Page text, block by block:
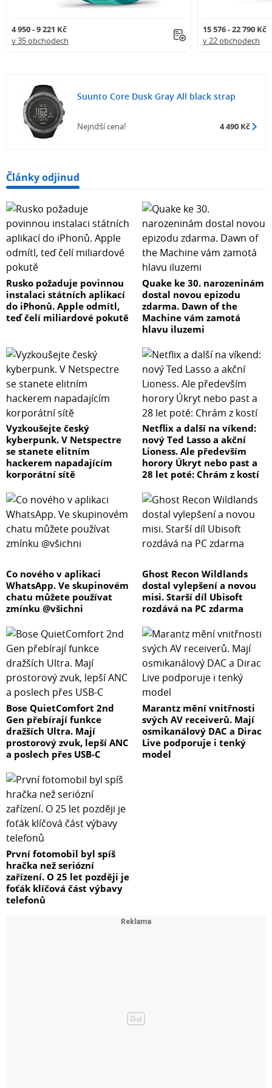
- východ / západ slunce
- odpočítávání
- stopky
- voděodolnost 30 m, určeno k plavání a šnorchlování
Obsah balení
- Suunto Core
- Návod
Suunto je značka sportovních, outdoorových a
potápěčských hodinek, kompasů a přesných přístrojů.
Sportovní hodinky Suunto se prodávají ve více než 100
zemích světa. Název společnosti pochází z finského slova
„suunta", což znamená „směr" nebo „cesta".
Důraz produkce je kladen na vysokou preciznost a ruční
montáž, testování, odolnost, spolehlivost a vysokou
opravitelnost (jedno z evropských servisních center
Suunto se stalo lídrem mezi výrobci spolehlivých
potápěčských hodinek a počítačů a inovátorem
sportovních hodinek s měřením tepu a trasy a rychlostí
Vohlonen, finský dobrodruh a vynálezce kompasu
plněného kapalinou a se stabilní a přesnou střelkou. Od
té doby firma vyrábí vysoce kvalitní kompasy a námořní
navigační přístroje. Ty se odrážejí i v oblíbeném designu
některých modelů hodinek, za který značka sklízí ocenění
v designérských soutěžích. Značka Suunto dosáhla
pouzice jednoho ze tří nejvýznamnějších výrobců
sportovních GPS hodinek.
ROZBALENÉ ZBOŽÍ: Nepoužívaný produkt, obvykle
vrácený, s poškozeným obalem nebo zabalený v
náhradním obalu. Má plnou 24 měsíční záruku. Produkt
je nepoužitý, takže bez kosmetických vad.
4 950 - 9 221 Kč
v 35 obchodech
15 576 - 22 790 Kč
v 22 obchodech
Suunto Core Dusk Gray All black strap
Nejnižší cena! 4 490 Kč
Články odjinud
Rusko požaduje povinnou
instalaci státních aplikací
do iPhonů. Apple odmítl,
teď čelí miliardové pokutě
Quake ke 30. narozeninám
dostal novou epizodu
zdarma. Dawn of the
Machine vám zamotá
hlavu iluzemi
Vyzkoušejte český
kyberpunk. V Netspectre
se stanete elitním
hackerem napadajícím
korporátní sítě
Netflix a další na víkend:
nový Ted Lasso a akční
Lioness. Ale především
horory Úkryt nebo past a
28 let poté: Chrám z kostí
Co nového v aplikaci
WhatsApp. Ve skupinovém
chatu můžete používat
zmínku @všichni
Ghost Recon Wildlands
dostal vylepšení a novou
misi. Starší díl Ubisoft
rozdává na PC zdarma
Bose QuietComfort 2nd
Gen přebírají funkce
dražších Ultra. Mají
prostorový zvuk, lepší ANC
a poslech přes USB-C
Marantz mění vnitřnosti
svých AV receiverů. Mají
osmikanálový DAC a Dirac
Live podporuje i tenký
model
První fotomobil byl spíš
hračka než seriózní
zařízení. O 25 let později je
foťák klíčová část výbavy
telefonů